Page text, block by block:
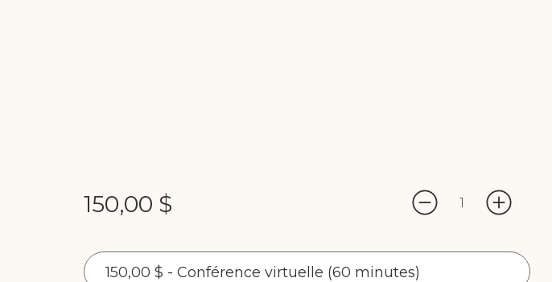
150,00 $
150,00 $ - Conférence virtuelle (60 minutes)